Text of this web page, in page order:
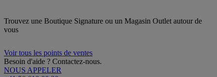
Trouvez une Boutique Signature ou un Magasin Outlet autour de
vous
Voir tous les points de ventes
Besoin d'aide ? Contactez-nous.
NOUS APPELER